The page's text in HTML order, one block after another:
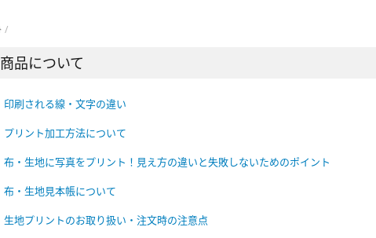
/
商品について
印刷される線・文字の違い
プリント加工方法について
布・生地に写真をプリント！見え方の違いと失敗しないためのポイント
布・生地見本帳について
生地プリントのお取り扱い・注文時の注意点